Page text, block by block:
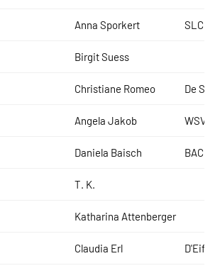
Anna Sporkert SLC
Birgit Suess
Christiane Romeo De
Angela Jakob WSV
Daniela Baisch
T. K.
Katharina Attenberger
Claudia Erl